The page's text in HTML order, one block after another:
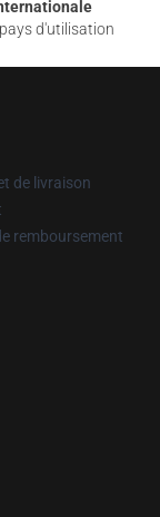
d'utilisation
de livraison
remboursement